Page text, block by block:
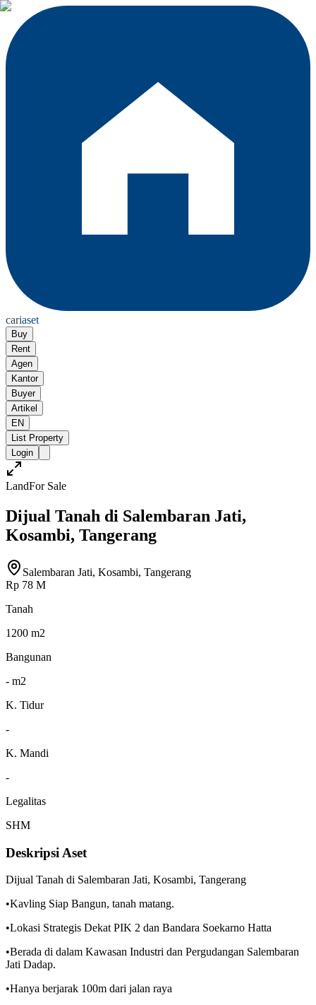
cariaset
Buy
Rent
Agen
Kantor
Buyer
Artikel
EN
List Property
Login
LandFor Sale
Dijual Tanah di Salembaran Jati,
Kosambi, Tangerang
Salembaran Jati, Kosambi, Tangerang
Rp 78 M
Tanah
1200 m2
Bangunan
- m2
K. Tidur
-
K. Mandi
-
Legalitas
SHM
Deskripsi Aset
Dijual Tanah di Salembaran Jati, Kosambi, Tangerang
•Kavling Siap Bangun, tanah matang.
•Lokasi Strategis Dekat PIK 2 dan Bandara Soekarno Hatta
•Berada di dalam Kawasan Industri dan Pergudangan Salembaran
Jati Dadap.
•Hanya berjarak 100m dari jalan raya